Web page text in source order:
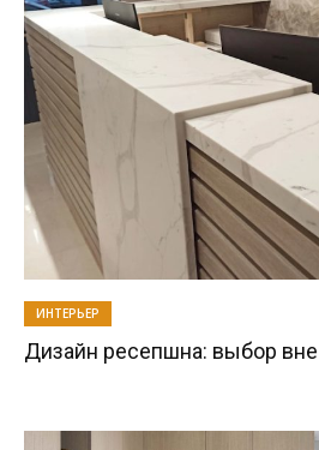
ИНТЕРЬЕР
Дизайн ресепшна: выбор